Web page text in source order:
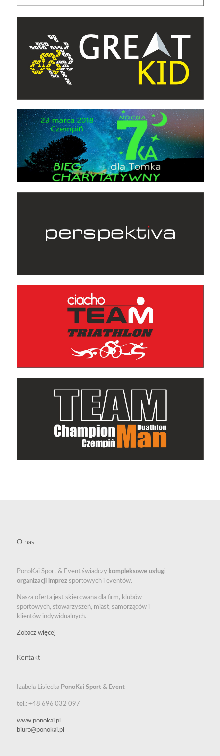
O nas
PonoKai Sport & Event świadczy kompleksowe usługi
organizacji imprezsportowych i eventów.
Nasza oferta jest skierowana dla firm, klubów
sportowych, stowarzyszeń, miast, samorządów i
klientów indywidualnych.
Zobacz więcej
Kontakt
Izabela Lisiecka PonoKai Sport & Event
tel.:+48 696 032 097
www.ponokai.pl
biuro@ponokai.pl